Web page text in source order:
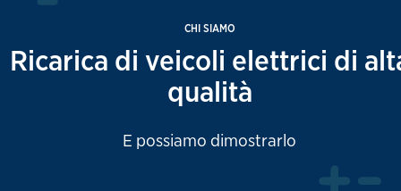
CHI SIAMO
Ricarica di veicoli elettrici di
qualità
E possiamo dimostrarlo